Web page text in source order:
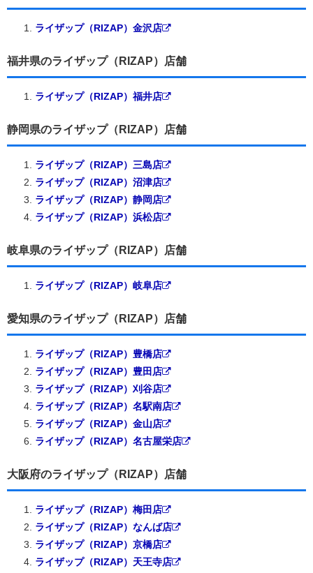
ライザップ（RIZAP）金沢店
福井県のライザップ（RIZAP）店舗
ライザップ（RIZAP）福井店
静岡県のライザップ（RIZAP）店舗
ライザップ（RIZAP）三島店
ライザップ（RIZAP）沼津店
ライザップ（RIZAP）静岡店
ライザップ（RIZAP）浜松店
岐阜県のライザップ（RIZAP）店舗
ライザップ（RIZAP）岐阜店
愛知県のライザップ（RIZAP）店舗
ライザップ（RIZAP）豊橋店
ライザップ（RIZAP）豊田店
ライザップ（RIZAP）刈谷店
ライザップ（RIZAP）名駅南店
ライザップ（RIZAP）金山店
ライザップ（RIZAP）名古屋栄店
大阪府のライザップ（RIZAP）店舗
ライザップ（RIZAP）梅田店
ライザップ（RIZAP）なんば店
ライザップ（RIZAP）京橋店
ライザップ（RIZAP）天王寺店